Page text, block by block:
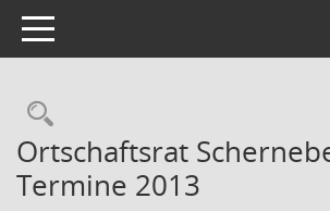
Toggle navigation
Rechercheauswahl
Ortschaftsrat
Termine 2013